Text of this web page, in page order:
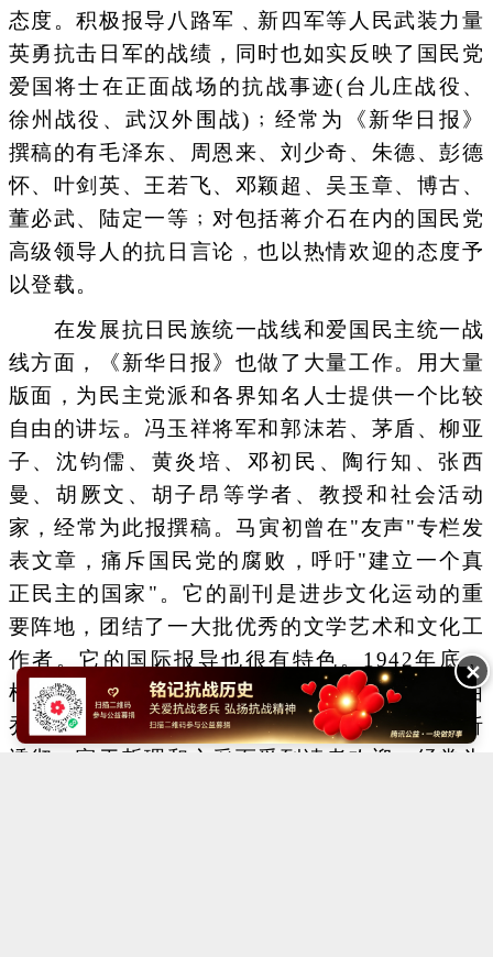
态度。积极报导八路军﹑新四军等人民武装力量
英勇抗击日军的战绩，同时也如实反映了国民党
爱国将士在正面战场的抗战事迹(台儿庄战役、
徐州战役、武汉外围战)﹔经常为《新华日报》
撰稿的有毛泽东、周恩来、刘少奇、朱德、彭德
怀、叶剑英、王若飞、邓颖超、吴玉章、博古、
董必武、陆定一等﹔对包括蒋介石在内的国民党
高级领导人的抗日言论﹐也以热情欢迎的态度予
以登载。
在发展抗日民族统一战线和爱国民主统一战
线方面，《新华日报》也做了大量工作。用大量
版面，为民主党派和各界知名人士提供一个比较
自由的讲坛。冯玉祥将军和郭沫若、茅盾、柳亚
子、沈钧儒、黄炎培、邓初民、陶行知、张西
曼、胡厥文、胡子昂等学者、教授和社会活动
家，经常为此报撰稿。马寅初曾在"友声"专栏发
表文章，痛斥国民党的腐败，呼吁"建立一个真
正民主的国家"。它的副刊是进步文化运动的重
要阵地，团结了一大批优秀的文学艺术和文化工
作者。它的国际报导也很有特色。1942年底﹐
根据周恩来的指示，开设了"国际述评"专栏，由
乔冠华主笔。这个专栏的文章以资料翔实、分析
透彻、富于哲理和文采而受到读者欢迎，经常为
✕